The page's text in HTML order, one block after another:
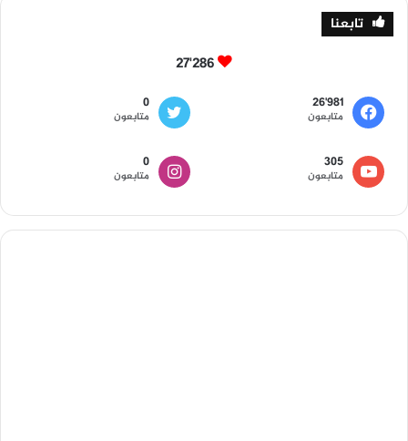
تابعنا
27٬286
26٬981
متابعون
0
متابعون
305
متابعون
0
متابعون